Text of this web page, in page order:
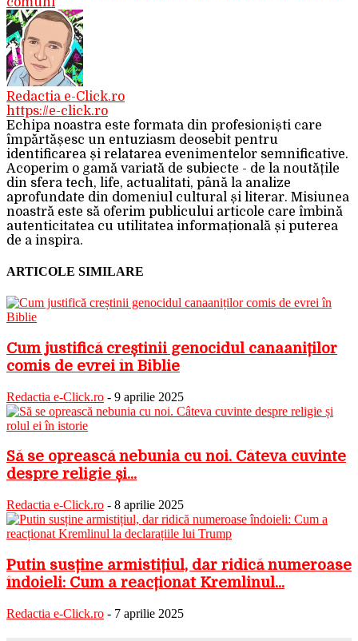
Redactia e-Click.ro
https://e-click.ro
Echipa noastra este formata din profesioniști care
împărtășesc un entuziasm deosebit pentru
identificarea și relatarea evenimentelor semnificative.
Acoperim o gamă variată de subiecte - de la noutățile
din sfera tech, life, actualitati, până la analize
aprofundate din domeniul cultural și literar. Misiunea
noastră este să oferim publicului articole care îmbină
autenticitatea cu utilitatea informațională și puterea
de a inspira.
ARTICOLE SIMILARE
Cum justifică creștinii genocidul canaaniților
comis de evrei în Biblie
Redactia e-Click.ro - 9 aprilie 2025
Să se oprească nebunia cu noi. Câteva cuvinte
despre religie și...
Redactia e-Click.ro - 8 aprilie 2025
Putin susține armistițiul, dar ridică numeroase
îndoieli: Cum a reacționat Kremlinul...
Redactia e-Click.ro - 7 aprilie 2025